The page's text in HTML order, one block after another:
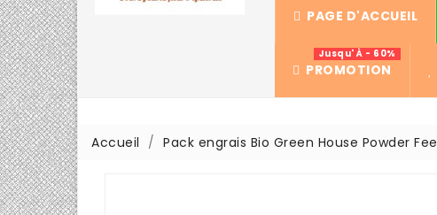
PAGE D'ACCUEIL
PROMOTION
Jusqu' À - 60%
Accueil Pack engrais Bio Green House Powder